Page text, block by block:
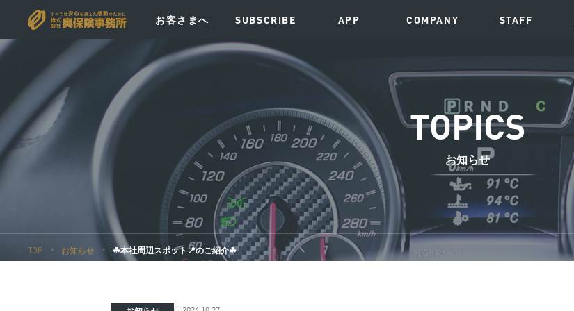
お客さまへ
VISION
SUBSCRIBE APP COMPANY STAFF
TOPICS
お知らせ
TOP お知らせ ☘︎本社周辺スポット📍のご紹介☘︎